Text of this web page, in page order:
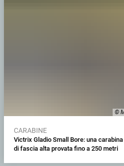
©
CARABINE
Victrix Gladio Small Bore: una
di fascia alta provata fino a 250 metri